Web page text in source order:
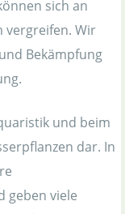
sich an
vergreifen. Wir
Bekämpfung
und beim
dar. In
geben viele